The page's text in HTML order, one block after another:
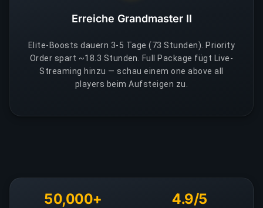
Erreiche Grandmaster II
Elite-Boosts dauern 3-5 Tage (73 Stunden). Priority
Order spart ~18.3 Stunden. Full Package fügt Live-
Streaming hinzu — schau einem one above all
players beim Aufsteigen zu.
50,000+ 4.9/5